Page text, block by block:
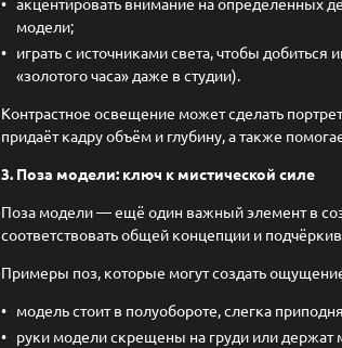
модели;
играть с источниками света, чтобы
«золотого часа» даже в студии).
Контрастное освещение может сделать
придаёт кадру объём и глубину, а также
3. Поза модели: ключ к мистической силе
Поза модели — ещё один важный элемент в
соответствовать общей концепции и
Примеры поз, которые могут создать
модель стоит в полуобороте, слегка
руки модели скрещены на груди или держат